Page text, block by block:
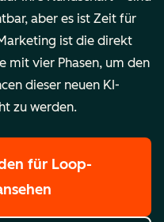
aber es ist Zeit für
ist die direkt
mit vier Phasen, um den
dieser neuen KI-
zu werden.
für Loop-